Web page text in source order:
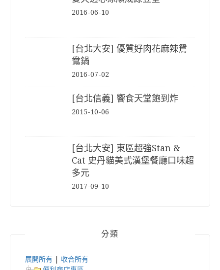
2016-06-10
[台北大安] 優質好肉花麻辣鴛
鴦鍋
2016-07-02
[台北信義] 饗食天堂飽到炸
2015-10-06
[台北大安] 東區超強Stan &
Cat 史丹貓美式漢堡餐廳口味超
多元
2017-09-10
分類
展開所有
收合所有